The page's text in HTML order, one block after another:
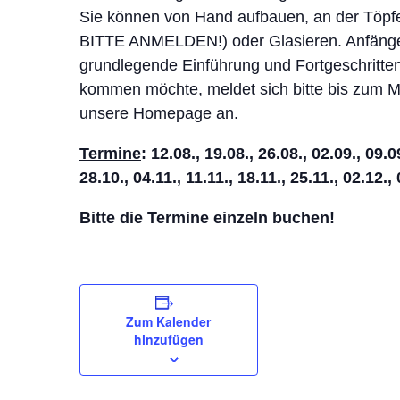
Sie können von Hand aufbauen, an der
BITTE ANMELDEN!) oder Glasieren.
grundlegende Einführung und
kommen möchte, meldet sich bitte bis zum
unsere Homepage an.
Termine: 12.08., 19.08., 26.08., 02.09.,
28.10., 04.11., 11.11., 18.11., 25.11., 02.12.,
Bitte die Termine einzeln buchen!
Zum Kalender
hinzufügen